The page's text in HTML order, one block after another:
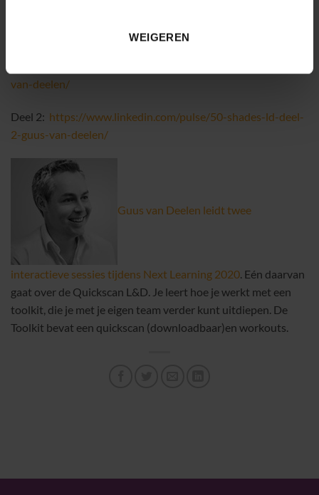
WEIGEREN
Het hele artikel vind je hier:
van-deelen/
Deel 2: https://www.linkedin.com/pulse/50-shades-ld-deel-
2-guus-van-deelen/
Guus van Deelen leidt twee
interactieve sessies tijdens Next Learning 2020 . Eén daarvan
gaat over de Quickscan L&D. Je leert hoe je werkt met een
toolkit, die je met je eigen team verder kunt uitdiepen. De
Toolkit bevat een quickscan (downloadbaar)en workouts.